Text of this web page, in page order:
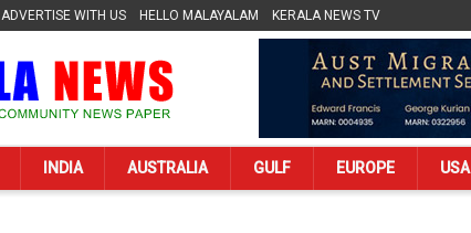
ADVERTISE WITH US HELLO MALAYALAM KERALA NEWS TV
INDIA AUSTRALIA GULF EUROPE USA